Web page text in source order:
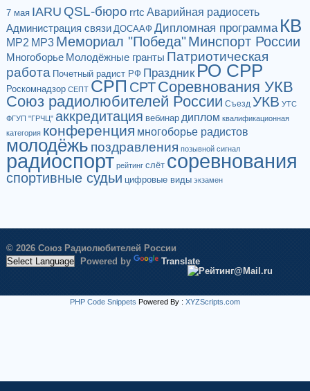
7 мая IARU QSL-бюро rrtc Аварийная радиосеть
Администрация связи ДОСААФ Дипломная программа КВ
МР2 МР3 Мемориал "Победа"Минспорт России
Многоборье Молодёжные гранты Патриотическая
работа Почетный радист РФ Праздник РО СРР
Роскомнадзор СЕПТ СРП СРТСоревнования УКВ
Союз радиолюбителей России Съезд УКВ УТС
ФГУП "ГРЧЦ" аккредитация вебинар диплом квалификационная
категория конференция многоборье радистов
молодёжь поздравления позывной сигнал
радиоспорт рейтинг слёт соревнования
спортивные судьи цифровые виды экзамен
© 2026 Союз Радиолюбителей России
Powered by
Translate
PHP Code Snippets Powered By : XYZScripts.com